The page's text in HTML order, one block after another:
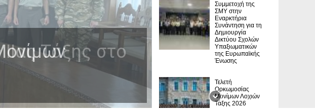
Τάξης στο
Συμμετοχή της
ΣΜΥ στην
Εναρκτήρια
Συνάντηση για τη
Δημιουργία
Δικτύου Σχολών
Υπαξιωματικών
της Ευρωπαϊκής
Ένωσης
Τελετή
Ορκωμοσίας
Μονίμων Λοχιών
Τάξης 2026